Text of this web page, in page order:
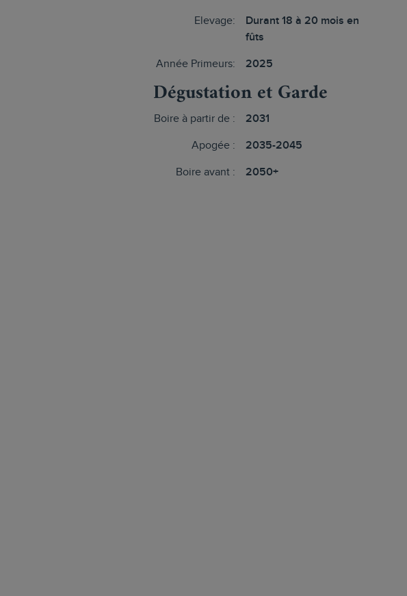
Elevage:
Durant 18 à 20 mois en
fûts
Année Primeurs: 2025
Dégustation et Garde
Boire à partir de : 2031
Apogée : 2035-2045
Boire avant : 2050+